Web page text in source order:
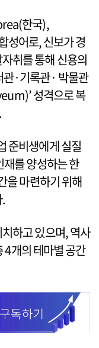
한국),
어로, 신보가 경
취를 통해 신용의
관·기록관· 박물관
성격으로 복
준비생에게 실질
재를 양성하는 한
을 마련하기 위해
하고 있으며, 역사
4개의 테마별 공간